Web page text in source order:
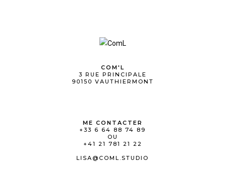
COM'L
3 RUE PRINCIPALE
90150 VAUTHIERMONT
ME CONTACTER
+33 6 64 88 74 89
OU
+41 21 781 21 22
LISA@COML.STUDIO